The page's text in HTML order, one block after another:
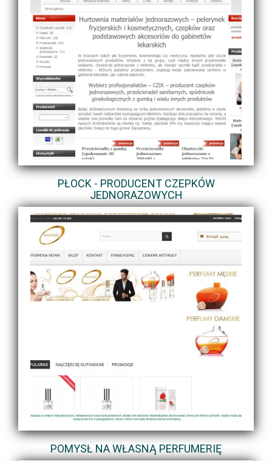
PŁOCK - PRODUCENT CZEPKÓW
JEDNORAZOWYCH
POMYSŁ NA WŁASNĄ PERFUMERIĘ